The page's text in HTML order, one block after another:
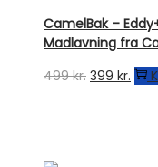
CamelBak –
Madlavning fra
499kr. Den
399 kr. Den